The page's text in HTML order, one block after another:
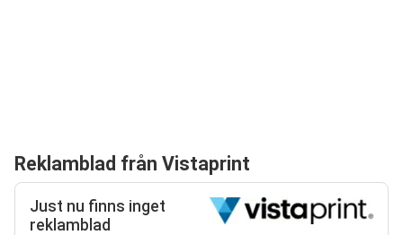
Reklamblad från Vistaprint
Just nu finns inget
reklamblad